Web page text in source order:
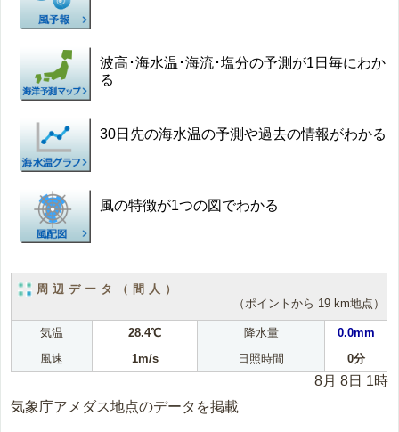
波高･海水温･海流･塩分の予測が1日毎にわか
る
30日先の海水温の予測や過去の情報がわかる
風の特徴が1つの図でわかる
周辺データ（間人）
（ポイントから 19 km地点）
気温 28.4℃ 降水量
0.0mm
風速
1m/s 日照時間 0分
8月 8日 1時
気象庁アメダス地点のデータを掲載